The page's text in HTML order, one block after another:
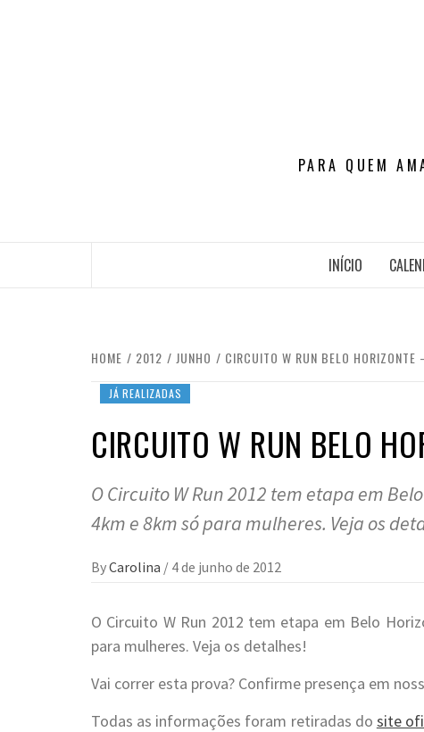
PARA QUEM
INÍCIO
HOME 2012 JUNHO CIRCUITO W RUN BELO
JÁ REALIZADAS
CIRCUITO W RUN BELO
O Circuito W Run 2012 tem etapa em
4km e 8km só para mulheres. Veja os
ByCarolina / 4 de junho de 2012
O Circuito W Run 2012 tem etapa em Belo
para mulheres. Veja os detalhes!
Vai correr esta prova? Confirme presença em
Todas as informações foram retiradas do site